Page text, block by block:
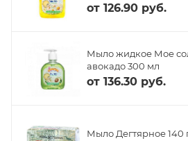
от 126.90 руб.
Мыло жидкое Мое
авокадо 300 мл
от 136.30 руб.
Мыло Дегтярное 140